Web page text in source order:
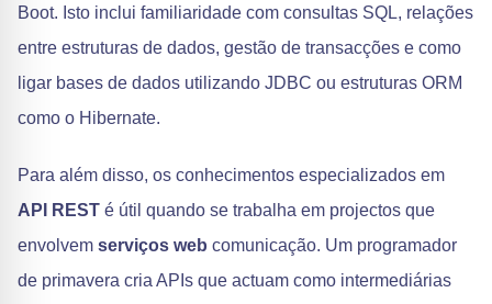
Boot. Isto inclui familiaridade com consultas SQL, relações
entre estruturas de dados, gestão de transacções e como
ligar bases de dados utilizando JDBC ou estruturas ORM
como o Hibernate.
Para além disso, os conhecimentos especializados em
API REST é útil quando se trabalha em projectos que
envolvem serviços web comunicação. Um programador
de primavera cria APIs que actuam como intermediárias